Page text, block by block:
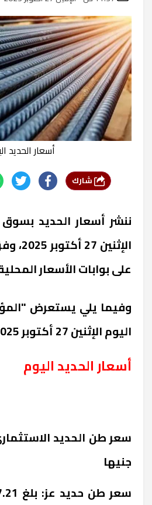
أسعار الحديد
ننشر أسعار الحديد بسوق
على بوابات الأسعار
وفيما يلي يستعرض
اليوم الإثنين 27 أكتوبر 2025.
أسعار الحديد اليوم
جنيها